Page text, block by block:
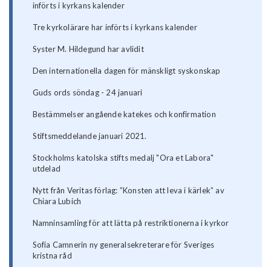
införts i kyrkans kalender
Tre kyrkolärare har införts i kyrkans kalender
Syster M. Hildegund har avlidit
Den internationella dagen för mänskligt syskonskap
Guds ords söndag - 24 januari
Bestämmelser angående katekes och konfirmation
Stiftsmeddelande januari 2021.
Stockholms katolska stifts medalj "Ora et Labora"
utdelad
Nytt från Veritas förlag: ”Konsten att leva i kärlek” av
Chiara Lubich
Namninsamling för att lätta på restriktionerna i kyrkor
Sofia Camnerin ny generalsekreterare för Sveriges
kristna råd